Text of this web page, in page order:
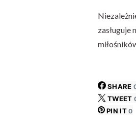
zasługuje
SHARE
TWEET
PIN IT 0